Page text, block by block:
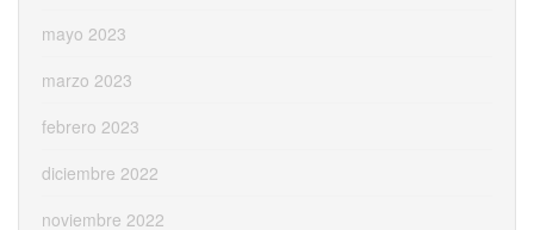
mayo 2023
marzo 2023
febrero 2023
diciembre 2022
noviembre 2022